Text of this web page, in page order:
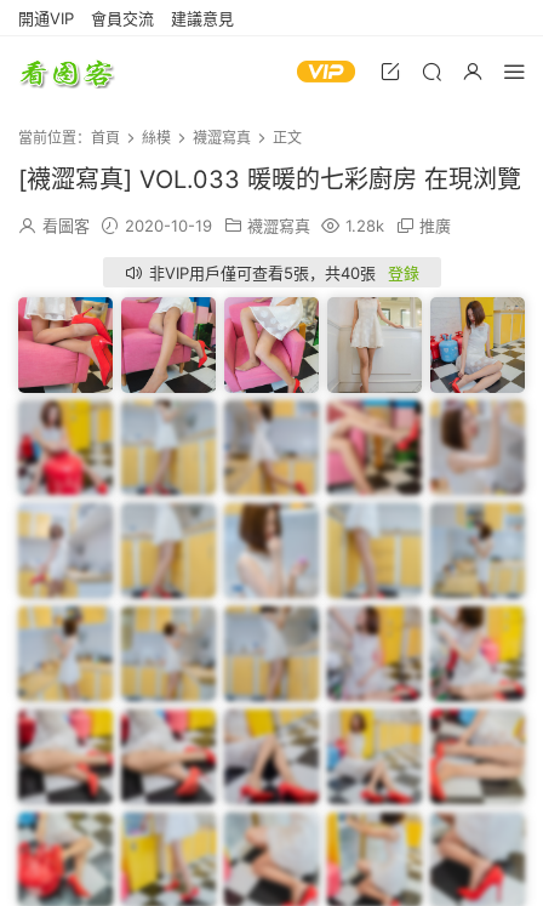
開通VIP 會員交流 建議意見
當前位置： 首頁 絲模 襪澀寫真 正文
[襪澀寫真] VOL.033 暖暖的七彩廚房 在現浏覽
看圖客 2020-10-19 襪澀寫真 1.28k 推廣
非VIP用戶僅可查看5張，共40張 登錄